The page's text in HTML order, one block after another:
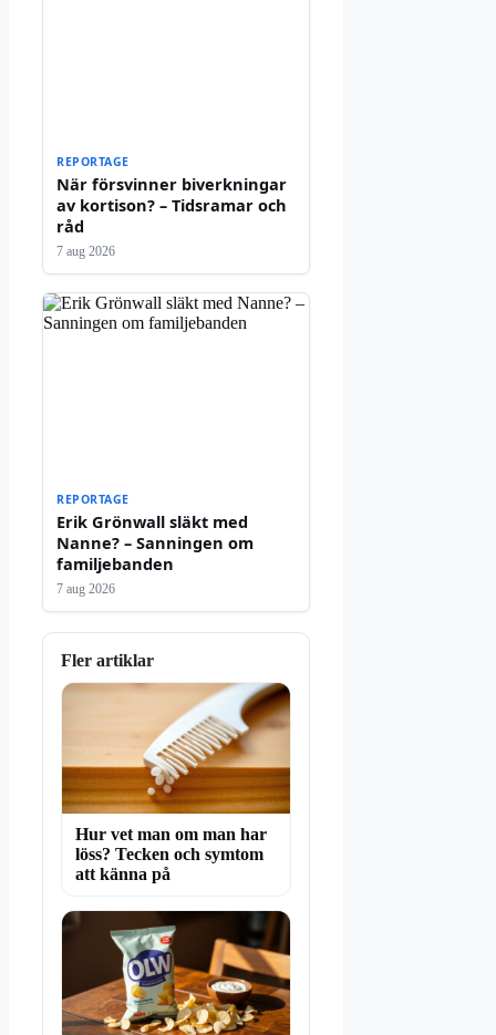
REPORTAGE
När försvinner biverkningar
av kortison? – Tidsramar och
råd
7 aug 2026
REPORTAGE
Erik Grönwall släkt med
Nanne? – Sanningen om
familjebanden
7 aug 2026
Fler artiklar
Hur vet man om man har
löss? Tecken och symtom
att känna på